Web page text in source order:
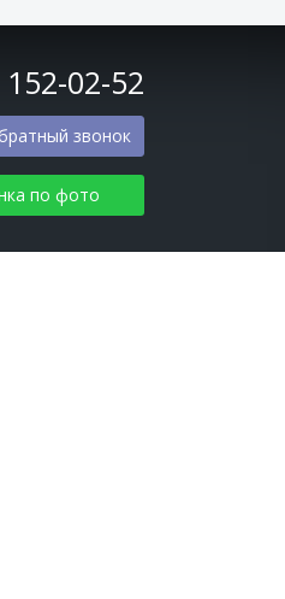
152-02-52
звонок
по фото